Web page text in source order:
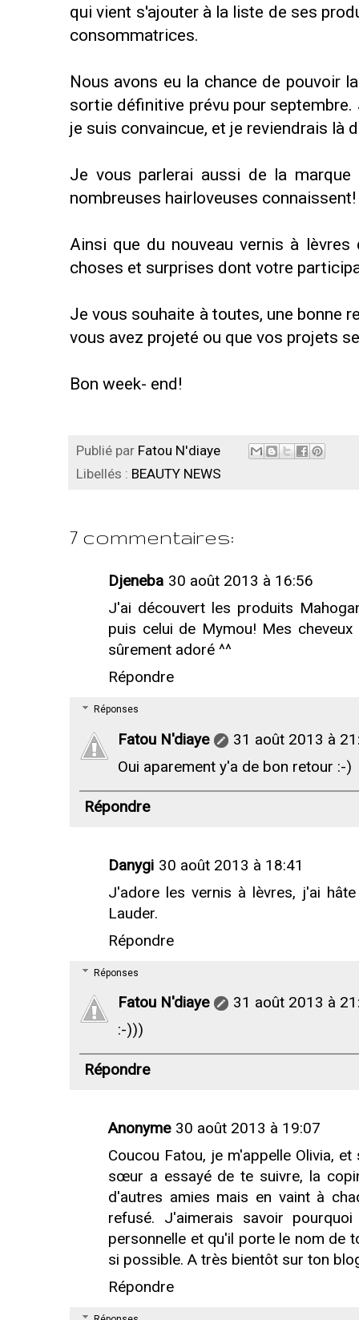
qui vient s'ajouter à la liste de ses
consommatrices.
Nous avons eu la chance de pouvoir
sortie définitive prévu pour
je suis convaincue, et je reviendrais là
Je vous parlerai aussi de la marque
nombreuses hairloveuses connaissent!
Ainsi que du nouveau vernis à
choses et surprises dont votre
Je vous souhaite à toutes, une bonne
vous avez projeté ou que vos projets
Bon week- end!
Publié par Fatou N'diaye
Libellés : BEAUTY NEWS
7 commentaires:
Djeneba 30 août 2013 à 16:56
J'ai découvert les produits
puis celui de Mymou! Mes
sûrement adoré ^^
Répondre
Réponses
Fatou N'diaye
31 août 2013 à
Oui aparement y'a de bon retour :-)
Répondre
Danygi 30 août 2013 à 18:41
J'adore les vernis à lèvres, j'ai
Lauder.
Répondre
Réponses
Fatou N'diaye
31 août 2013 à
:-)))
Répondre
Anonyme 30 août 2013 à 19:07
Coucou Fatou, je m'appelle Olivia,
sœur a essayé de te suivre, la
d'autres amies mais en vaint à
refusé. J'aimerais savoir
personnelle et qu'il porte le nom de
si possible. A très bientôt sur ton
Répondre